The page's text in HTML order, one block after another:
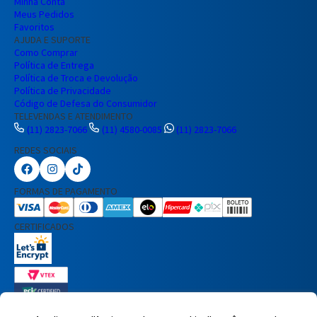
Meus Pedidos
Favoritos
AJUDA E SUPORTE
Como Comprar
Política de Entrega
Política de Troca e Devolução
Política de Privacidade
Código de Defesa do Consumidor
TELEVENDAS E ATENDIMENTO
(11) 2823-7066
(11) 4580-0085
(11) 2823-7066
REDES SOCIAIS
FORMAS DE PAGAMENTO
CERTIFICADOS
Nome Completo